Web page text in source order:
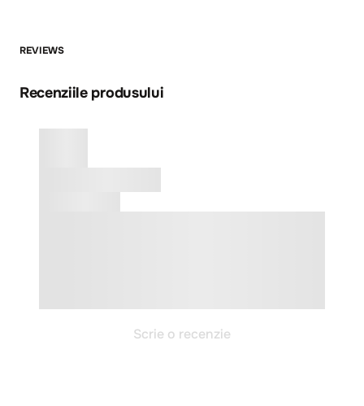
REVIEWS
Recenziile produsului
Scrie o recenzie